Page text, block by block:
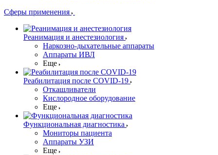
Сферы применения
Реанимация и анестезиология
Наркозно-дыхательные аппараты
Аппараты ИВЛ
Еще
Реабилитация после COVID-19
Откашливатели
Кислородное оборудование
Еще
Функциональная диагностика
Мониторы пациента
Аппараты УЗИ
Еще